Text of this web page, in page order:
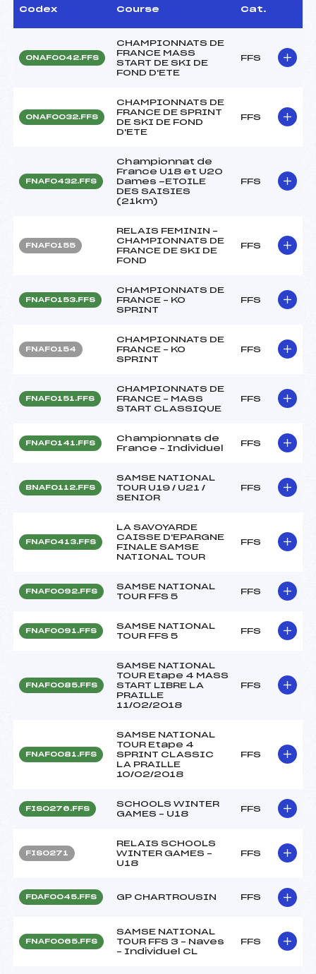
Codex Course Cat.
ONAF0042.FFS
CHAMPIONNATS DE
FRANCE MASS
START DE SKI DE
FOND D'ETE
FFS
ONAF0032.FFS
CHAMPIONNATS DE
FRANCE DE SPRINT
DE SKI DE FOND
D'ETE
FFS
FNAF0432.FFS
Championnat de
France U18 et U20
Dames -ETOILE
DES SAISIES
(21km)
FFS
FNAF0155
RELAIS FEMININ –
CHAMPIONNATS DE
FRANCE DE SKI DE
FOND
FFS
FNAF0153.FFS
CHAMPIONNATS DE
FRANCE – KO
SPRINT
FFS
FNAF0154
CHAMPIONNATS DE
FRANCE – KO
SPRINT
FFS
FNAF0151.FFS
CHAMPIONNATS DE
FRANCE – MASS
START CLASSIQUE
FFS
FNAF0141.FFS
Championnats de
France – Individuel
FFS
BNAF0112.FFS
SAMSE NATIONAL
TOUR U19 / U21 /
SENIOR
FFS
FNAF0413.FFS
LA SAVOYARDE
CAISSE D'EPARGNE
FINALE SAMSE
NATIONAL TOUR
FFS
FNAF0092.FFS
SAMSE NATIONAL
TOUR FFS 5
FFS
FNAF0091.FFS
SAMSE NATIONAL
TOUR FFS 5
FFS
FNAF0085.FFS
SAMSE NATIONAL
TOUR Etape 4 MASS
START LIBRE LA
PRAILLE
11/02/2018
FFS
FNAF0081.FFS
SAMSE NATIONAL
TOUR Etape 4
SPRINT CLASSIC
LA PRAILLE
10/02/2018
FFS
FIS0276.FFS
SCHOOLS WINTER
GAMES – U18
FFS
FIS0271
RELAIS SCHOOLS
WINTER GAMES –
U18
FFS
FDAF0045.FFS GP CHARTROUSIN FFS
FNAF0065.FFS
SAMSE NATIONAL
TOUR FFS 3 – Naves
– Individuel CL
FFS